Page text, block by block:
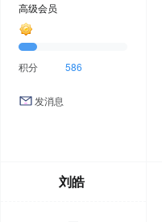
高级会员
积分 586
发消息
刘皓